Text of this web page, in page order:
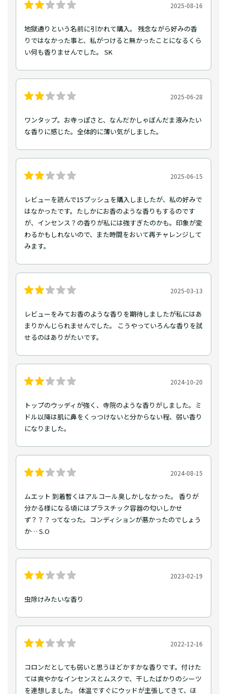
2025-08-16
地獄通りという名前に引かれて購入。 残念ながら好みの香
りではなかった事と、私がつけると無かったことになるくら
い何も香りませんでした。 SK
2025-06-28
ワンタップ。お寺っぽさと、なんだかしゃぼんだま液みたい
な香りに感じた。全体的に薄い気がしました。
2025-06-15
レビューを読んで15プッシュを購入しましたが、私の好みで
はなかったです。たしかにお香のような香りもするのです
が、インセンス？の香りが私には強すぎたのかも。印象が変
わるかもしれないので、また時間をおいて再チャレンジして
みます。
2025-03-13
レビューをみてお香のような香りを期待しましたが私にはあ
まりかんじられませんでした。 こうやっていろんな香りを試
せるのはありがたいです。
2024-10-20
トップのウッディが強く、寺院のような香りがしました。ミ
ドル以降は肌に鼻をくっつけないと分からない程、弱い香り
になりました。
2024-08-15
ムエット 到着暫くはアルコール臭しかしなかった。 香りが
分かる様になる頃にはプラスチック容器の匂いしかせ
ず？？？ってなった。コンディションが悪かったのでしょう
か… S.O
2023-02-19
虫除けみたいな香り
2022-12-16
コロンだとしても弱いと思うほどかすかな香りです。付けた
ては爽やかなインセンスとムスクで、干したばかりのシーツ
を連想しました。 体温ですぐにウッドが主張してきて、ほ